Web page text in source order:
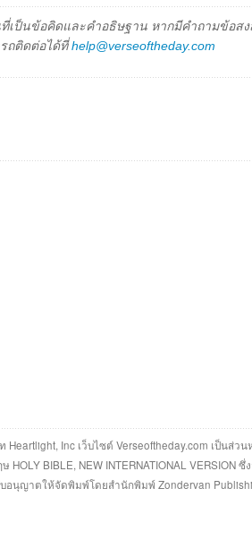
เป็นข้อคิดและคำอธิษฐาน หากมีคำถามข้อสง
ถติดต่อได้ที่help@verseoftheday.com
Inc เว็บไซต์ Verseoftheday.com เป็นส่ว
HOLY BIBLE, NEW INTERNATIONAL
บอนุญาตให้จัดพิมพ์โดยสำนักพิมพ์ Zondervan